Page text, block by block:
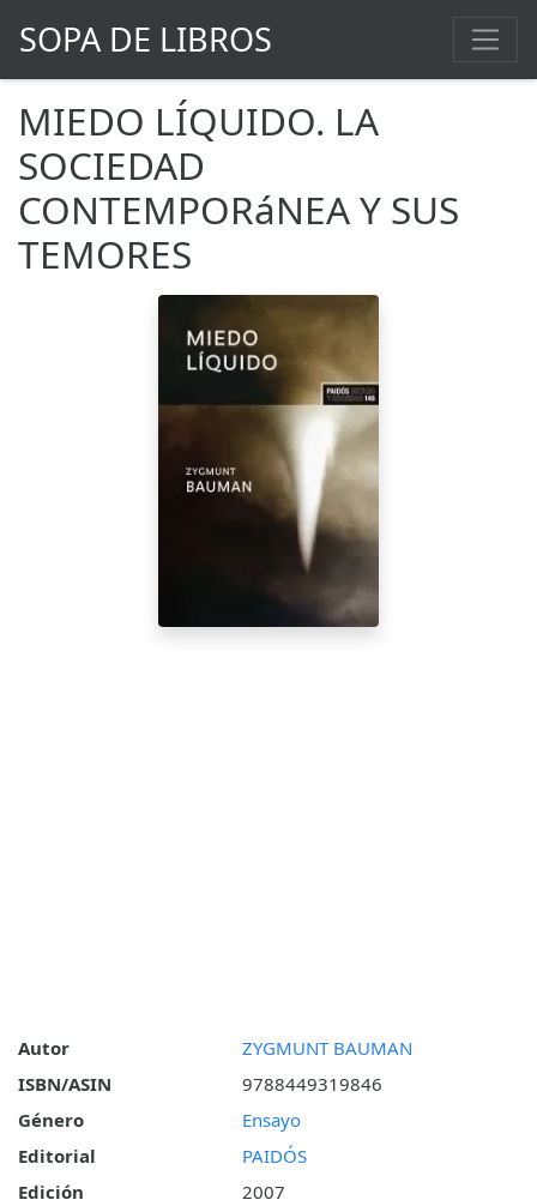
SOPA DE LIBROS
MIEDO LÍQUIDO. LA
SOCIEDAD
CONTEMPORáNEA Y SUS
TEMORES
Autor
ZYGMUNT BAUMAN
ISBN/ASIN
9788449319846
Género
Ensayo
Editorial
PAIDÓS
Edición
2007